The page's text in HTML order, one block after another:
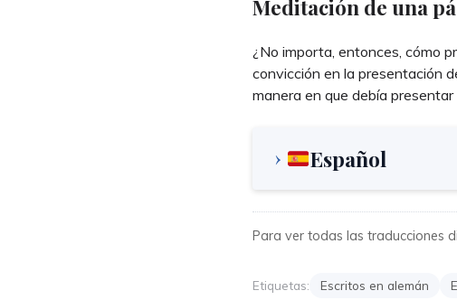
Meditación de una
¿No importa, entonces, cómo
convicción en la presentación
manera en que debía presentar
Español
Para ver todas las traducciones
Etiquetas: Escritos en alemán